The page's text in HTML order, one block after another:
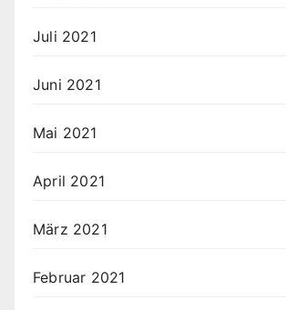
Juli 2021
Juni 2021
Mai 2021
April 2021
März 2021
Februar 2021